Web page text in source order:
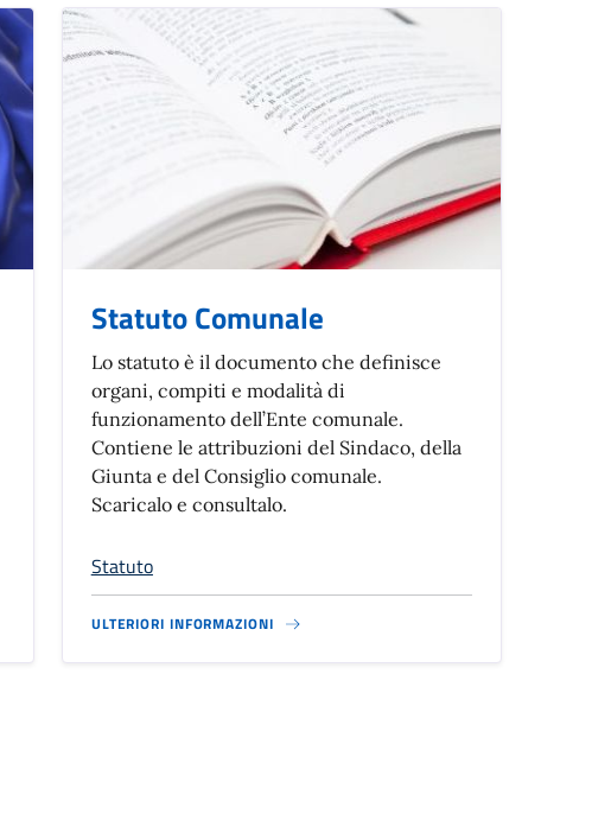
Statuto Comunale
Lo statuto è il documento che definisce
organi, compiti e modalità di
funzionamento dell’Ente comunale.
Contiene le attribuzioni del Sindaco, della
Giunta e del Consiglio comunale.
Scaricalo e consultalo.
Statuto
ULTERIORI INFORMAZIONI